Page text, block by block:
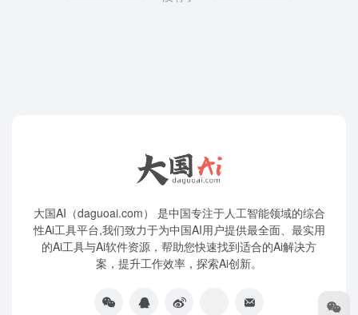
大国AI（daguoai.com） 是中国专注于人工智能领域的综合
性Ai工具平台,我们致力于为中国AI用户提供最全面、最实用
的Ai工具与Ai软件资源，帮助您快速找到适合的Ai解决方
案，提升工作效率，探索Ai创新。